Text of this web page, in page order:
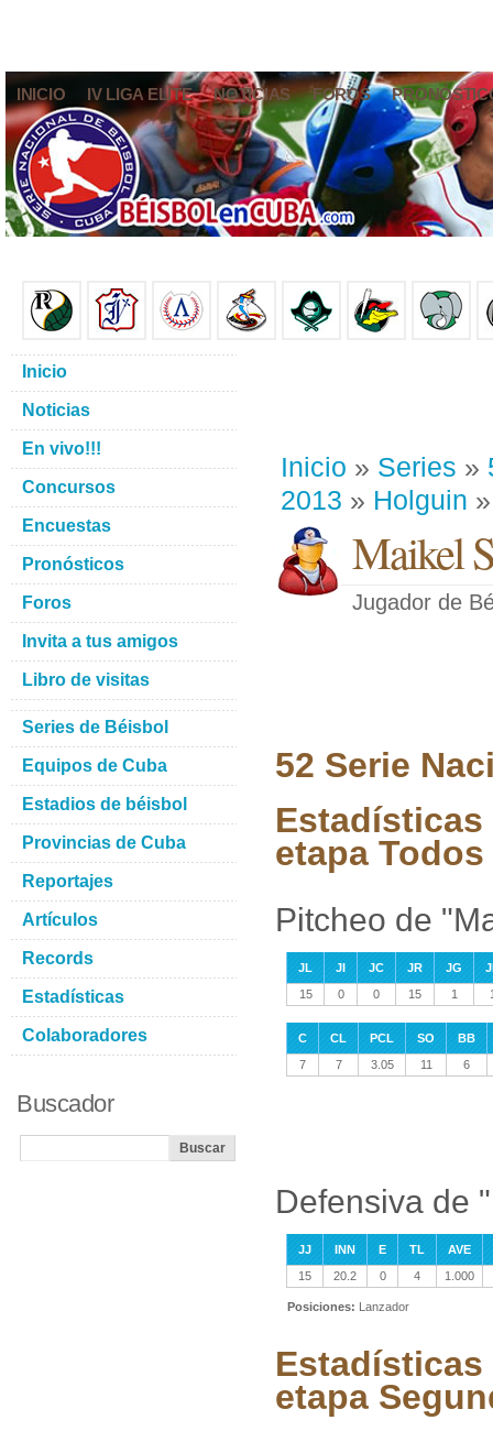
INICIO IV LIGA ELITE NOTICIAS FOROS
Inicio » Series »
2013 » Holguin
Maikel
Jugador de
52 Serie
Estadísticas
etapa
Pitcheo de
JL JI JC JR JG
15
0 0 15 1
C CL PCL SO
BB
7
7 3.05 11 6
Defensiva de
JJ INN E TL
AVE
15
20.2 0 4 1.000
Posiciones: Lanzador
Estadísticas
etapa
Inicio
Noticias
En vivo!!!
Concursos
Encuestas
Pronósticos
Foros
Invita a tus amigos
Libro de visitas
Series de Béisbol
Equipos de Cuba
Estadios de béisbol
Provincias de Cuba
Reportajes
Artículos
Records
Estadísticas
Colaboradores
Buscador